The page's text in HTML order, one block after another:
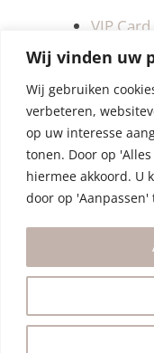
Wij vinden uw
Wij gebruiken
verbeteren,
op uw interesse
tonen. Door op
hiermee akkoord. U
door op 'Aanpassen'
VIP Card
Privacy